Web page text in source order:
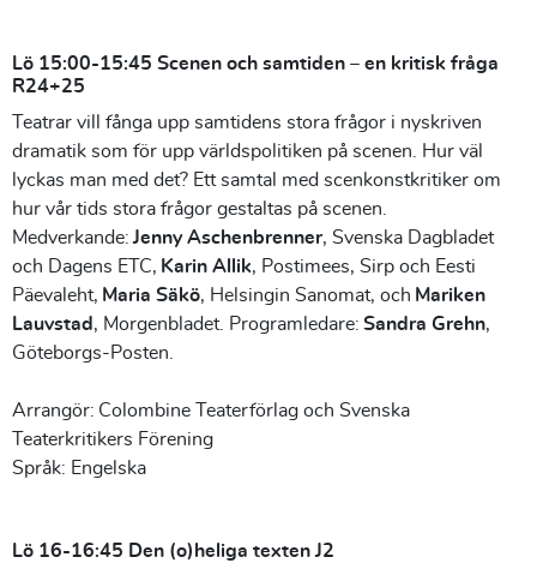
Lö 15:00-15:45 Scenen och samtiden – en kritisk fråga
R24+25
Teatrar vill fånga upp samtidens stora frågor i nyskriven
dramatik som för upp världspolitiken på scenen. Hur väl
lyckas man med det? Ett samtal med scenkonstkritiker om
hur vår tids stora frågor gestaltas på scenen.
Medverkande:Jenny Aschenbrenner, Svenska Dagbladet
och Dagens ETC, Karin Allik, Postimees, Sirp och Eesti
Päevaleht, Maria Säkö, Helsingin Sanomat, och Mariken
Lauvstad, Morgenbladet. Programledare: Sandra Grehn,
Göteborgs-Posten.
Arrangör: Colombine Teaterförlag och Svenska
Teaterkritikers Förening
Språk: Engelska
Lö 16-16:45 Den (o)heliga texten J2